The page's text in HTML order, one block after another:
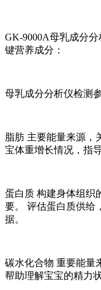
GK-9000A母乳成分分
键营养成分：
母乳成分分析仪检测
脂肪 主要能量来源，
宝体重增长情况，指
蛋白质 构建身体组织
要。 评估蛋白质供给
据。
碳水化合物 重要能量
帮助理解宝宝的精力